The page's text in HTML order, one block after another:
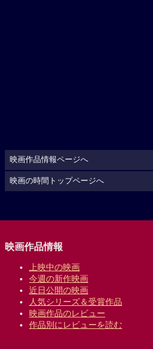
映画作品情報ページへ
映画の時間トップページへ
映画作品情報
上映中の映画
今週の新作映画
近日公開の映画
人気シリーズ＆受賞作品
映画作品のレビュー
作品別にレビューを読む